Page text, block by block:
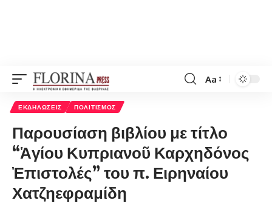
Font
Aa
ΕΚΔΗΛΏΣΕΙΣ ΠΟΛΙΤΙΣΜΌΣ
Παρουσίαση βιβλίου με τίτλο
“Ἁγίου Κυ­πριανοῦ Καρχηδόνος
Ἐπιστολές” του π. Ειρηναίου
Χατζηεφραμίδη